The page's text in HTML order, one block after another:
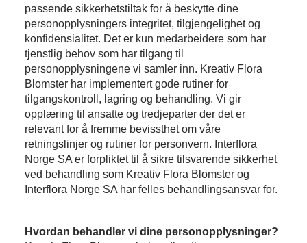
passende sikkerhetstiltak for å beskytte dine
personopplysningers integritet, tilgjengelighet og
konfidensialitet. Det er kun medarbeidere som har
tjenstlig behov som har tilgang til
personopplysningene vi samler inn. Kreativ Flora
Blomster har implementert gode rutiner for
tilgangskontroll, lagring og behandling. Vi gir
opplæring til ansatte og tredjeparter der det er
relevant for å fremme bevissthet om våre
retningslinjer og rutiner for personvern. Interflora
Norge SA er forpliktet til å sikre tilsvarende sikkerhet
ved behandling som Kreativ Flora Blomster og
Interflora Norge SA har felles behandlingsansvar for.
Hvordan behandler vi dine personopplysninger?